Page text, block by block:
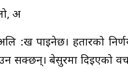
अ
दु:ख पाइनेछ। हतारको
सक्छन्। बेसुरमा दिइएको